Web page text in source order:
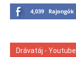
4,039 Rajongók
Drávatáj - Youtube